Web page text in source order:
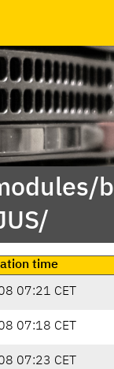
time
07:21 CET
07:18 CET
07:23 CET